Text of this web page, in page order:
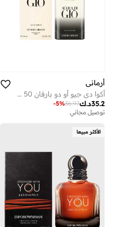
أرماني
أكوا دي جيو أو دو بارفان 50 مل
د.ك35.2
36.97
-5%
توصيل مجاني
الأكثر مبيعا